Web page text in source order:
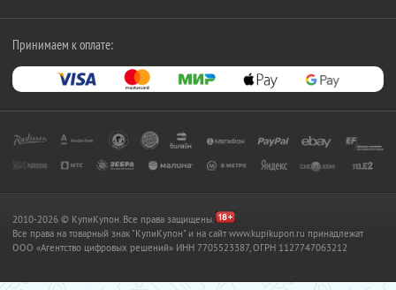
Принимаем к оплате:
2010-2026 © КупиКупон. Все права защищены.
Все права на товарный знак "КупиКупон" и на сайт www.kupikupon.ru принадлежат
OOO «Агентство цифровых решений» ИНН 7705523387, ОГРН 1127747063212